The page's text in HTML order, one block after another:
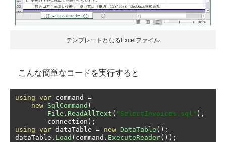
テンプレートとなるExcelファイル
こんな簡単なコードを実行すると
using var command =
new SqlCommand (
File . ReadAllText ( "SelectInvoices.sql" ),
        connection
);
using var dataTable = new DataTable ();
dataTable . Load ( command . ExecuteReader());